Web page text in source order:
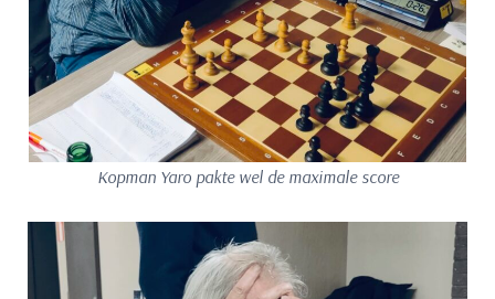
Kopman Yaro pakte wel de maximale score